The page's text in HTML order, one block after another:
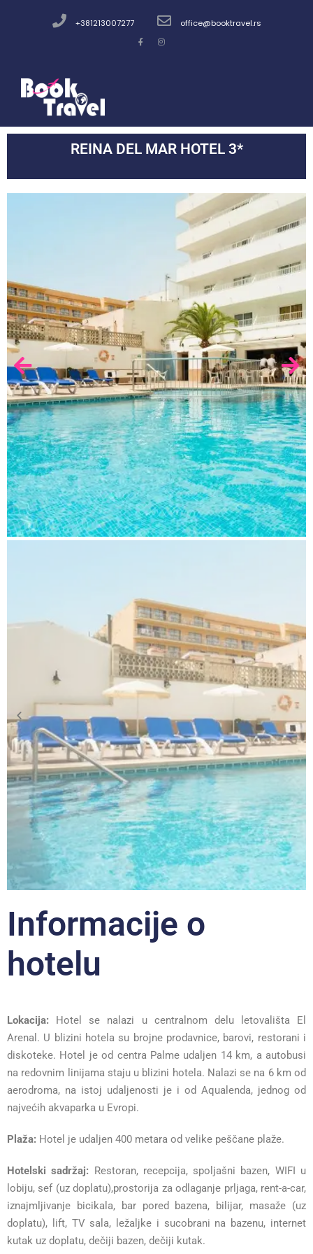
+381213007277 office@booktravel.rs
REINA DEL MAR HOTEL 3*
Informacije o
hotelu
Lokacija:
Hotel se nalazi u centralnom delu letovališta El
Arenal. U blizini hotela su brojne prodavnice, barovi, restorani i
diskoteke. Hotel je od centra Palme udaljen 14 km, a autobusi
na redovnim linijama staju u blizini hotela. Nalazi se na 6 km od
aerodroma, na istoj udaljenosti je i od Aqualenda, jednog od
najvećih akvaparka u Evropi.
Plaža: Hotel je udaljen 400 metara od velike peščane plaže.
Hotelski sadržaj:
Restoran, recepcija, spoljašni bazen, WIFI u
lobiju, sef (uz doplatu),prostorija za odlaganje prljaga, rent-a-car,
iznajmljivanje bicikala, bar pored bazena, bilijar, masaže (uz
doplatu), lift, TV sala, ležaljke i sucobrani na bazenu, internet
kutak uz doplatu, dečiji bazen, dečiji kutak.